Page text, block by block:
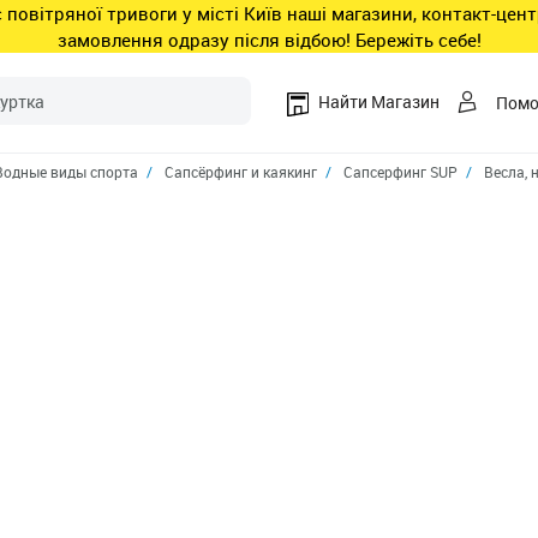
повітряної тривоги у місті Київ наші магазини, контакт-
замовлення одразу після відбою! Бережіть себе!
Найти Магазин
виды спорта Сапсёрфинг и каякинг Сапсерфинг SUP Весла,